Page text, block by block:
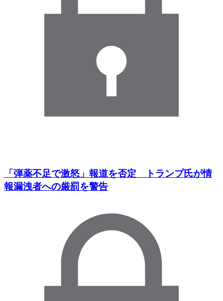
「弾薬不足で激怒」報道を否定 トランプ氏が情
報漏洩者への厳罰を警告